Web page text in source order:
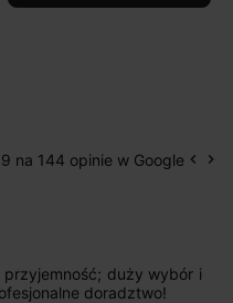
na 144 opinie w Google keyboard_arrow_left keyboard_arrow_right
duży wybór i
doradztwo!